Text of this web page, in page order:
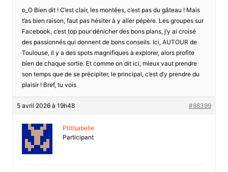
o_O Bien dit ! C’est clair, les montées, c’est pas du gâteau ! Mais
t’as bien raison, faut pas hésiter à y aller pépère. Les groupes sur
Facebook, c’est top pour dénicher des bons plans, j’y ai croisé
des passionnés qui donnent de bons conseils. Ici, AUTOUR de
Toulouse, il y a des spots magnifiques à explorer, alors profite
bien de chaque sortie. Et comme on dit ici, mieux vaut prendre
son temps que de se précipiter, le principal, c’est d’y prendre du
plaisir ! Bref, tu vois
5 avril 2026 à 19h48 #86399
PtitIsabelle
Participant